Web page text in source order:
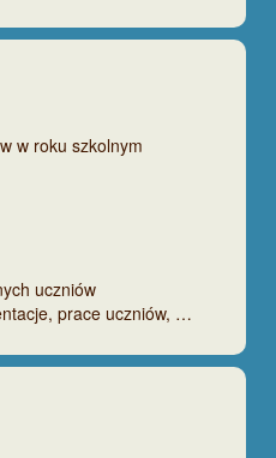
w roku szkolnym
uczniów
prace uczniów, …